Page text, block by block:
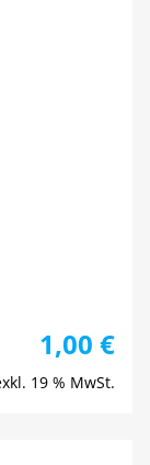
1,00 €
19 % MwSt.